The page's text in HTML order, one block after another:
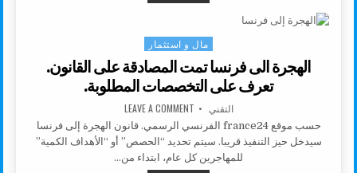
Posted in
مال و استثمار
الهجرة الى فرنسا تمت المصادقة على القانون.
تعرف على التخصصات المطلوبة.
AUTHOR:
التقني LEAVE A COMMENTON الهجرة الى فرنسا تمت المصادقة على القانون. تعرف على التخصصات المطلوبة.
حسب موقع france24 الفرنسي الرسمي. قانون الهجرة إلى فرنسا
سيدخل حيز التنفيذ قريبا. سيتم تحديد “الحصص” أو “الأهداف الكمية”
للمهاجرين كل عام، ابتداء من…